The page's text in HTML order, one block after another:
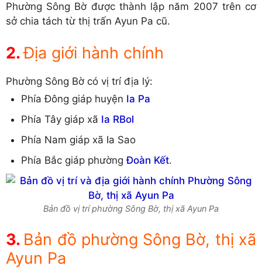
Phường Sông Bờ được thành lập năm 2007 trên cơ
sở chia tách từ thị trấn Ayun Pa cũ.
Địa giới hành chính
Phường Sông Bờ có vị trí địa lý:
Phía Đông giáp huyện Ia Pa
Phía Tây giáp xã Ia RBol
Phía Nam giáp xã Ia Sao
Phía Bắc giáp phườngĐoàn Kết.
Bản đồ vị trí phường Sông Bờ, thị xã Ayun Pa
Bản đồ phường Sông Bờ, thị xã
Ayun Pa